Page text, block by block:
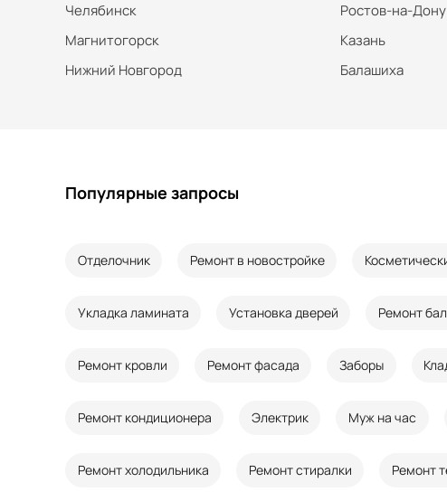
Челябинск
Магнитогорск
Нижний Новгород
Ростов-на-Дону
Казань
Балашиха
Популярные запросы
Отделочник Ремонт в новостройке
Укладка ламината Установка дверей Ремонт
Ремонт кровли Ремонт фасада Заборы
Ремонт кондиционера Электрик Муж на час
Ремонт холодильника Ремонт стиралки Ремонт